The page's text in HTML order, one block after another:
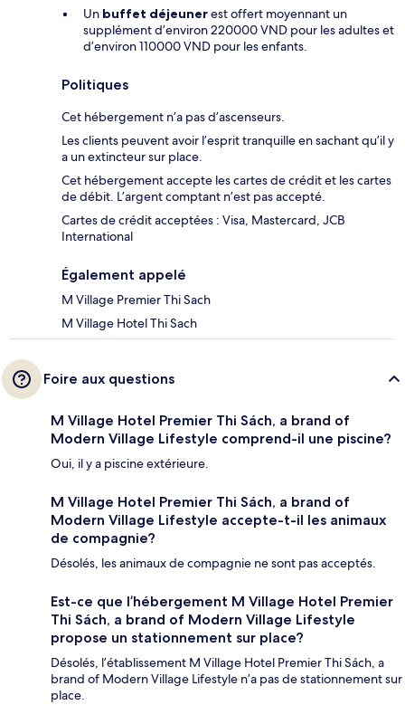
Un buffet déjeunerest offert moyennant un
supplément d’environ 220000 VND pour les adultes et
d’environ 110000 VND pour les enfants.
Politiques
Cet hébergement n’a pas d’ascenseurs.
Les clients peuvent avoir l’esprit tranquille en sachant qu’il y
a un extincteur sur place.
Cet hébergement accepte les cartes de crédit et les cartes
de débit. L’argent comptant n’est pas accepté.
Cartes de crédit acceptées : Visa, Mastercard, JCB
International
Également appelé
M Village Premier Thi Sach
M Village Hotel Thi Sach
Foire aux questions
M Village Hotel Premier Thi Sách, a brand of
Modern Village Lifestyle comprend-il une piscine?
Oui, il y a piscine extérieure.
M Village Hotel Premier Thi Sách, a brand of
Modern Village Lifestyle accepte-t-il les animaux
de compagnie?
Désolés, les animaux de compagnie ne sont pas acceptés.
Est-ce que l’hébergement M Village Hotel Premier
Thi Sách, a brand of Modern Village Lifestyle
propose un stationnement sur place?
Désolés, l’établissement M Village Hotel Premier Thi Sách, a
brand of Modern Village Lifestyle n’a pas de stationnement sur
place.